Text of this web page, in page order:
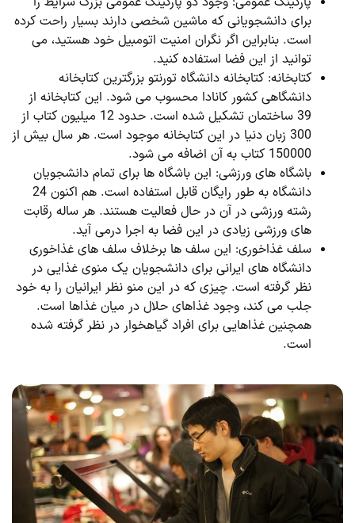
برای دانشجویانی که ماشین شخصی دارند بسیار راحت کرده
است. بنابراین اگر نگران امنیت اتومبیل خود هستید، می
توانید از این فضا استفاده کنید.
کتابخانه: کتابخانه دانشگاه تورنتو بزرگترین کتابخانه
دانشگاهی کشور کانادا محسوب می شود. این کتابخانه از
39 ساختمان تشکیل شده است. حدود 12 میلیون کتاب از
300 زبان دنیا در این کتابخانه موجود است. هر سال بیش از
150000 کتاب به آن اضافه می شود.
باشگاه های ورزشی: این باشگاه ها برای تمام دانشجویان
دانشگاه به طور رایگان قابل استفاده است. هم اکنون 24
رشته ورزشی در آن در حال فعالیت هستند. هر ساله رقابت
های ورزشی زیادی در این فضا به اجرا درمی آید.
سلف غذاخوری: این سلف ها برخلاف سلف های غذاخوری
دانشگاه های ایرانی برای دانشجویان یک منوی غذایی در
نظر گرفته است. چیزی که در این منو نظر ایرانیان را به خود
جلب می کند، وجود غذاهای حلال در میان غذاها است.
همچنین غذاهایی برای افراد گیاهخوار در نظر گرفته شده
است.